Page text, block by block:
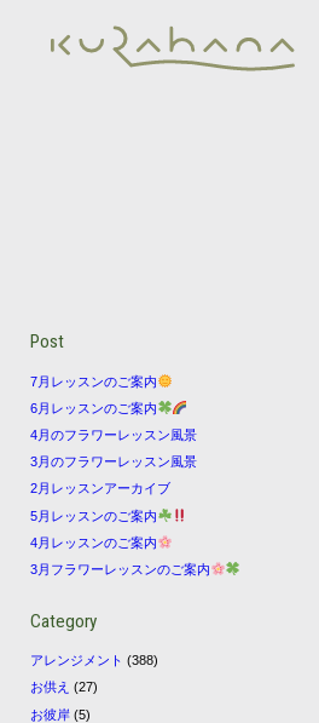
Post
7月レッスンのご案内
6月レッスンのご案内
4月のフラワーレッスン風景
3月のフラワーレッスン風景
2月レッスンアーカイブ
5月レッスンのご案内
4月レッスンのご案内
3月フラワーレッスンのご案内
Category
アレンジメント (388)
お供え (27)
お彼岸 (5)